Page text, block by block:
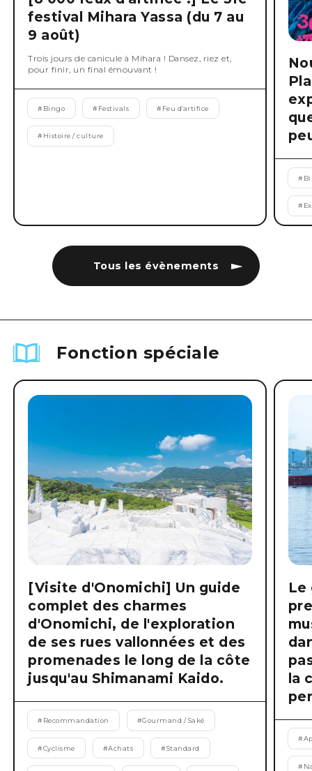
Tous les évènements
festival Mihara Yassa (du 7 au
9 août)
Trois jours de canicule à Mihara ! Dansez, riez et,
pour finir, un final émouvant !
# Bingo # Festivals # Feu d'artifice
# Histoire / culture
#
#
Fonction spéciale
[Visite d'Onomichi] Un guide
complet des charmes
d'Onomichi, de l'exploration
de ses rues vallonnées et des
promenades le long de la côte
jusqu'au Shimanami Kaido.
# Recommandation #Gourmand / Saké
#Cyclisme #Achats #Standard
Le
la
#
#